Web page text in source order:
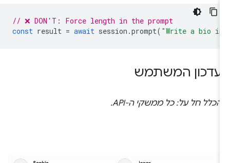
// ❌ DON'T: Force length in the prompt
const result = await session.prompt("Write a bio
עדכון המשתמש
הכלל חל על: כל ממשקי ה-API.